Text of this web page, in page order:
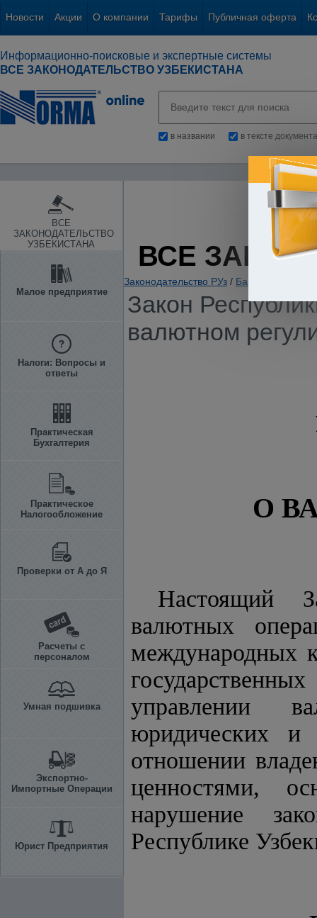
Новости Акции О компании Тарифы Публичная оферта
Информационно-поисковые и экспертные системы
ВСЕ ЗАКОНОДАТЕЛЬСТВО УЗБЕКИСТАНА
в названии в тексте документа
ВСЕ
ЗАКОНОДАТЕЛЬСТВО
УЗБЕКИСТАНА
Малое предприятие
Налоги: Вопросы и
ответы
Практическая
Бухгалтерия
Практическое
Налогообложение
Проверки от А до Я
Расчеты с
персоналом
Умная подшивка
Экспортно-
Импортные Операции
Юрист Предприятия
ВСЕ
Законодательство РУз / Банки.
Закон
валютном
О
Настоящий
валютных
международных
управлении
юридических и
отношении
ценностями,
нарушение
Республике